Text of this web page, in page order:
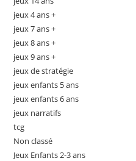
jeux 4 ans +
jeux 7 ans +
jeux 8 ans +
jeux 9 ans +
jeux de stratégie
jeux enfants 5 ans
jeux enfants 6 ans
jeux narratifs
tcg
Non classé
Jeux Enfants 2-3 ans